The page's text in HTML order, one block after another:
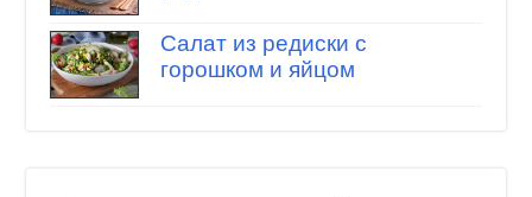
Салат из редиски с
горошком и яйцом